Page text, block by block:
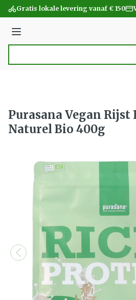
Ga naar de inhoud
Gratis lokale levering vanaf € 150
Menu
Purasana Vegan
Naturel Bio 400g